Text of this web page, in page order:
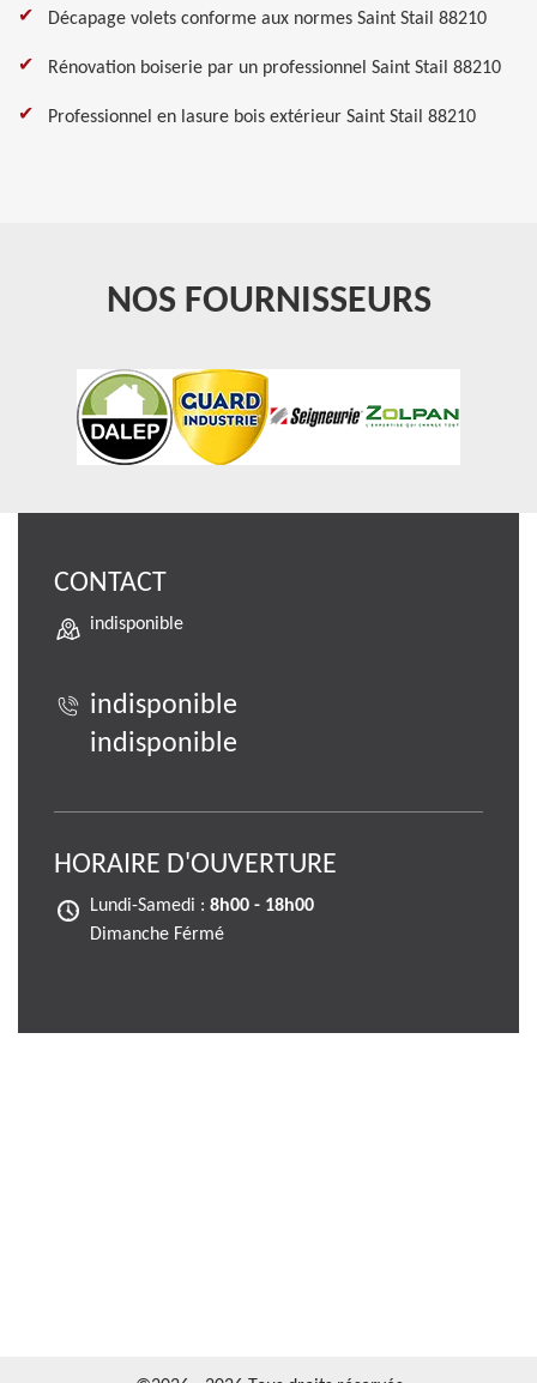
Décapage volets conforme aux normes Saint Stail 88210
Rénovation boiserie par un professionnel Saint Stail 88210
Professionnel en lasure bois extérieur Saint Stail 88210
NOS FOURNISSEURS
CONTACT
indisponible
indisponible
indisponible
HORAIRE D'OUVERTURE
Lundi-Samedi : 8h00 - 18h00
Dimanche Férmé